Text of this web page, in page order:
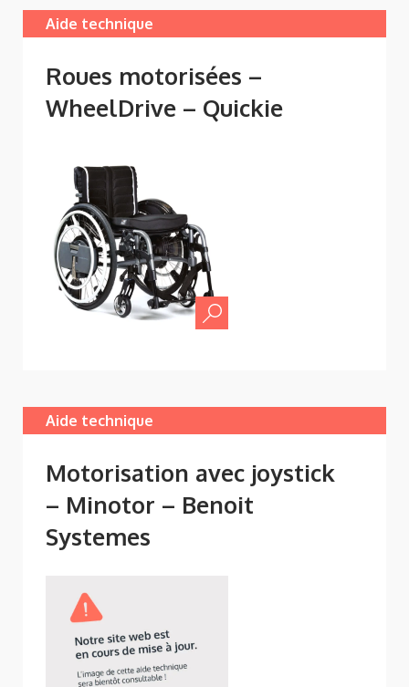
Aide technique
Roues motorisées –
WheelDrive – Quickie
Aide technique
Motorisation avec joystick
– Minotor – Benoit
Systemes